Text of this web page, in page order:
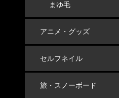
まゆ毛
アニメ・グッズ
セルフネイル
旅・スノーボード